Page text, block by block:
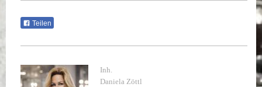
Teilen
Inh.
Daniela Zöttl